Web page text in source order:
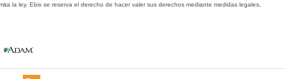
la ley. Ebix se reserva el derecho de hacer valer sus derechos mediante medidas legales,